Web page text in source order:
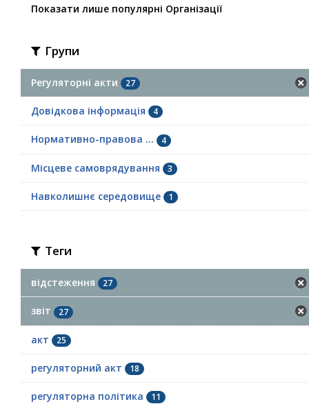
Показати лише популярні Організації
Групи
Регуляторні акти 27
Довідкова інформація 4
Нормативно-правова ... 4
Місцеве самоврядування 3
Навколишнє середовище 1
Теги
відстеження 27
звіт 27
акт 25
регуляторний акт 18
регуляторна політика 11